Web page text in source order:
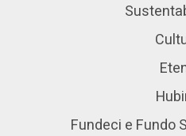
Fundeci e Fundo